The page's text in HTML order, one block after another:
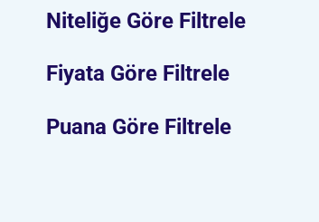
Niteliğe Göre Filtrele
Fiyata Göre Filtrele
Puana Göre Filtrele